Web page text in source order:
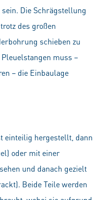
Die Schrägstellung
des großen
schieben zu
muss –
– die Einbaulage
einteilig hergestellt, dann
oder mit einer
und danach gezielt
Beide Teile werden